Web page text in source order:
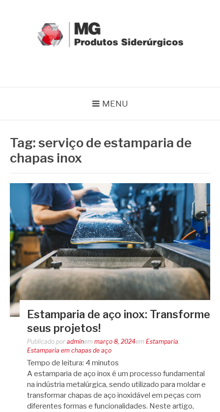
MENU
Tag:serviço de estamparia de
chapas inox
Estamparia de aço inox: Transforme
seus projetos!
Publicado por adminem março 8, 2024em Estamparia,
Estamparia em chapas de aço
Tempo de leitura: 4 minutos
A estamparia de aço inox é um processo fundamental
na indústria metalúrgica, sendo utilizado para moldar e
transformar chapas de aço inoxidável em peças com
diferentes formas e funcionalidades. Neste artigo,